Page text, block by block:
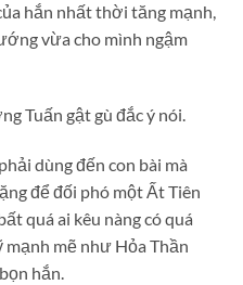
hắn nhất thời tăng mạnh,
vừa cho mình ngậm
Tuấn gật gù đắc ý nói.
dùng đến con bài mà
để đối phó một Ất Tiên
quá ai kêu nàng có quá
mẽ như Hỏa Thần
hắn.